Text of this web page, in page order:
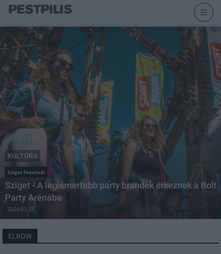
KULTÚRA
Sziget Fesztivál
Sziget - A legismertebb party brandek érkeznek a Bolt
Party Arénába
2024.03.18
ELROW